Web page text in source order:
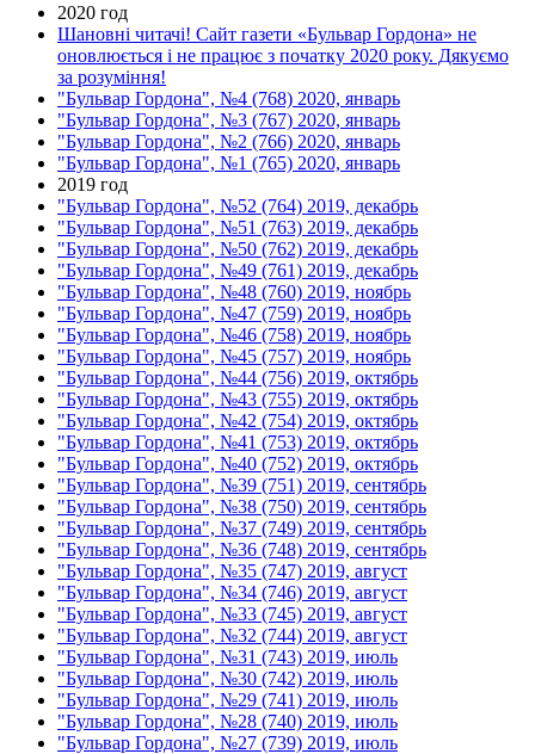
2020 год
Шановні читачі! Сайт газети «Бульвар Гордона» не
оновлюється і не працює з початку 2020 року. Дякуємо
за розуміння!
"Бульвар Гордона", №4 (768) 2020, январь
"Бульвар Гордона", №3 (767) 2020, январь
"Бульвар Гордона", №2 (766) 2020, январь
"Бульвар Гордона", №1 (765) 2020, январь
2019 год
"Бульвар Гордона", №52 (764) 2019, декабрь
"Бульвар Гордона", №51 (763) 2019, декабрь
"Бульвар Гордона", №50 (762) 2019, декабрь
"Бульвар Гордона", №49 (761) 2019, декабрь
"Бульвар Гордона", №48 (760) 2019, ноябрь
"Бульвар Гордона", №47 (759) 2019, ноябрь
"Бульвар Гордона", №46 (758) 2019, ноябрь
"Бульвар Гордона", №45 (757) 2019, ноябрь
"Бульвар Гордона", №44 (756) 2019, октябрь
"Бульвар Гордона", №43 (755) 2019, октябрь
"Бульвар Гордона", №42 (754) 2019, октябрь
"Бульвар Гордона", №41 (753) 2019, октябрь
"Бульвар Гордона", №40 (752) 2019, октябрь
"Бульвар Гордона", №39 (751) 2019, сентябрь
"Бульвар Гордона", №38 (750) 2019, сентябрь
"Бульвар Гордона", №37 (749) 2019, сентябрь
"Бульвар Гордона", №36 (748) 2019, сентябрь
"Бульвар Гордона", №35 (747) 2019, август
"Бульвар Гордона", №34 (746) 2019, август
"Бульвар Гордона", №33 (745) 2019, август
"Бульвар Гордона", №32 (744) 2019, август
"Бульвар Гордона", №31 (743) 2019, июль
"Бульвар Гордона", №30 (742) 2019, июль
"Бульвар Гордона", №29 (741) 2019, июль
"Бульвар Гордона", №28 (740) 2019, июль
"Бульвар Гордона", №27 (739) 2019, июль